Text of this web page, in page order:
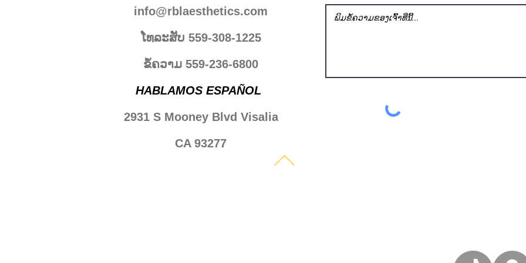
info@rblaesthetics.com
ໂທລະສັບ 559-308-1225
ຂໍ້ຄວາມ 559-236-6800
HABLAMOS ESPAÑOL
2931 S Mooney Blvd Visalia
CA 93277